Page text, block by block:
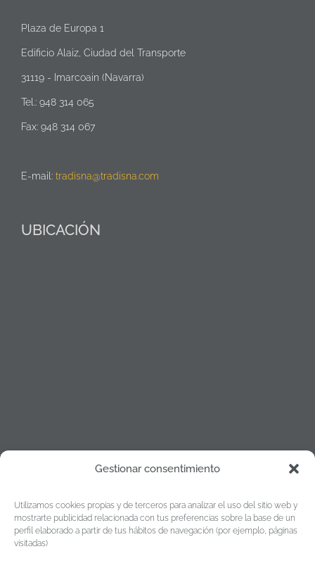
Gestionar consentimiento
Utilizamos cookies propias y de terceros para analizar el uso del sitio web y
mostrarte publicidad relacionada con tus preferencias sobre la base de un
perfil elaborado a partir de tus hábitos de navegación (por ejemplo, páginas
visitadas)
Plaza de Europa 1
Edificio Alaiz, Ciudad del Transporte
31119 - Imarcoain (Navarra)
Tel.: 948 314 065
Fax: 948 314 067
E-mail: tradisna@tradisna.com
UBICACIÓN
Política de Privacidad
Aviso legal